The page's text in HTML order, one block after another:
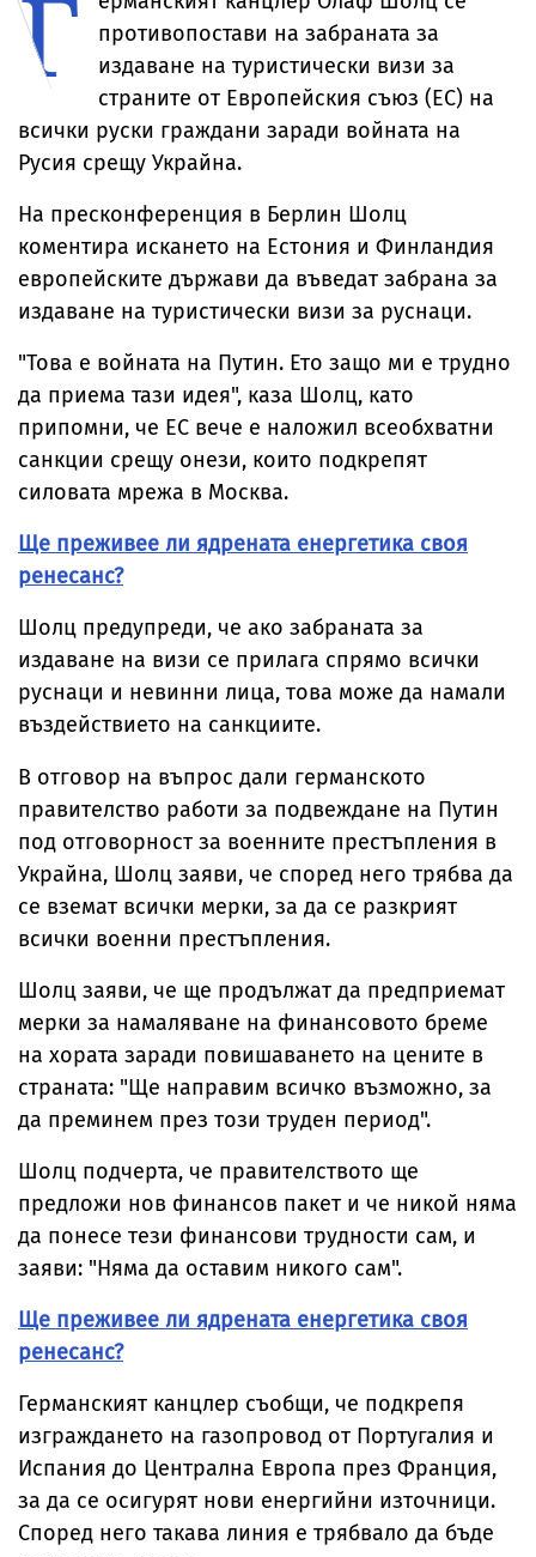
Г
противопостави на забраната за
издаване на туристически визи за
страните от Европейския съюз (ЕС) на
всички руски граждани заради войната на
Русия срещу Украйна.
На пресконференция в Берлин Шолц
коментира искането на Естония и Финландия
европейските държави да въведат забрана за
издаване на туристически визи за руснаци.
"Това е войната на Путин. Ето защо ми е трудно
да приема тази идея", каза Шолц, като
припомни, че ЕС вече е наложил всеобхватни
санкции срещу онези, които подкрепят
силовата мрежа в Москва.
Ще преживее ли ядрената енергетика своя
ренесанс?
Шолц предупреди, че ако забраната за
издаване на визи се прилага спрямо всички
руснаци и невинни лица, това може да намали
въздействието на санкциите.
В отговор на въпрос дали германското
правителство работи за подвеждане на Путин
под отговорност за военните престъпления в
Украйна, Шолц заяви, че според него трябва да
се вземат всички мерки, за да се разкрият
всички военни престъпления.
Шолц заяви, че ще продължат да предприемат
мерки за намаляване на финансовото бреме
на хората заради повишаването на цените в
страната: "Ще направим всичко възможно, за
да преминем през този труден период".
Шолц подчерта, че правителството ще
предложи нов финансов пакет и че никой няма
да понесе тези финансови трудности сам, и
заяви: "Няма да оставим никого сам".
Ще преживее ли ядрената енергетика своя
ренесанс?
Германският канцлер съобщи, че подкрепя
изграждането на газопровод от Португалия и
Испания до Централна Европа през Франция,
за да се осигурят нови енергийни източници.
Според него такава линия е трябвало да бъде